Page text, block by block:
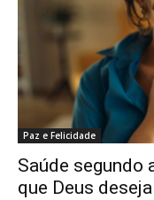
Paz e Felicidade
Saúde segundo
que Deus